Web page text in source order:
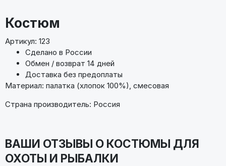
Костюм
Артикул: 123
Сделано в России
Обмен / возврат 14 дней
Доставка без предоплаты
Материал: палатка (хлопок 100%), смесовая
Страна производитель: Россия
ВАШИ ОТЗЫВЫ О КОСТЮМЫ ДЛЯ
ОХОТЫ И РЫБАЛКИ